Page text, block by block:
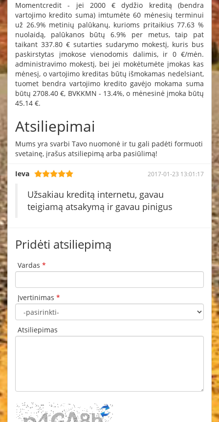
Momentcredit - jei 2000 € dydžio kreditą (bendra
vartojimo kredito suma) imtumėte 60 mėnesių terminui
už 26.9% metinių palūkanų, kurioms pritaikius 77.63 %
nuolaidą, palūkanos būtų 6.9% per metus, taip pat
taikant 337.80 € sutarties sudarymo mokestį, kuris bus
paskirstytas įmokose vienodomis dalimis, ir 0 €/mėn.
administravimo mokestį, bei jei mokėtumėte įmokas kas
mėnesį, o vartojimo kreditas būtų išmokamas nedelsiant,
tuomet bendra vartojimo kredito gavėjo mokama suma
būtų 2708.40 €, BVKKMN - 13.4%, o mėnesinė įmoka būtų
45.14 €.
Atsiliepimai
Mums yra svarbi Tavo nuomonė ir tu gali padėti formuoti
svetainę, įrašus atsiliepimą arba pasiūlimą!
Ieva 2017-01-23 13:01:17
Užsakiau kreditą internetu, gavau
teigiamą atsakymą ir gavau pinigus
Pridėti atsiliepimą
Vardas *
Įvertinimas *
Atsiliepimas